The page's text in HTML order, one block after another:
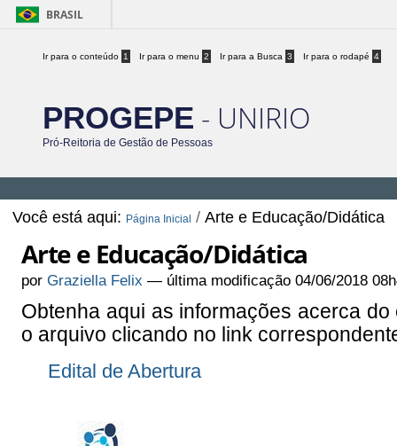
BRASIL
Ir para o conteúdo 1 Ir para o menu 2 Ir para a Busca 3 Ir para o rodapé 4
PROGEPE - UNIRIO
Pró-Reitoria de Gestão de Pessoas
Você está aqui: Página Inicial /Arte e Educação/Didática
Arte e Educação/Didática
porGraziella Felix — última modificação 04/06/2018
Obtenha aqui as informações acerca
o arquivo clicando no link
Edital de Abertura